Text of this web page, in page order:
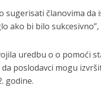
sugerisati članovima
ako bi bilo
uredbu o o pomoći
poslodavci mogu
godine.